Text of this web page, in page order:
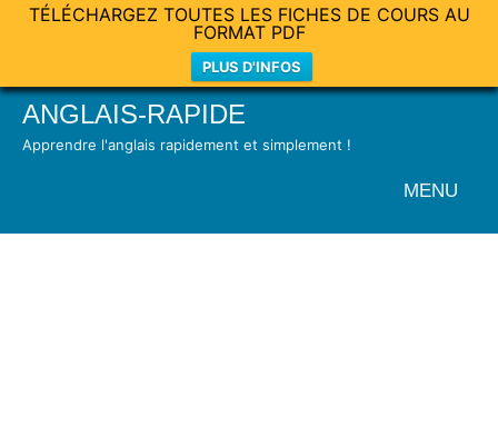
TÉLÉCHARGEZ TOUTES LES FICHES DE COURS AU
FORMAT PDF
PLUS D'INFOS
SkipANGLAIS-RAPIDE
Apprendre l'anglais rapidement et simplement !
MENU